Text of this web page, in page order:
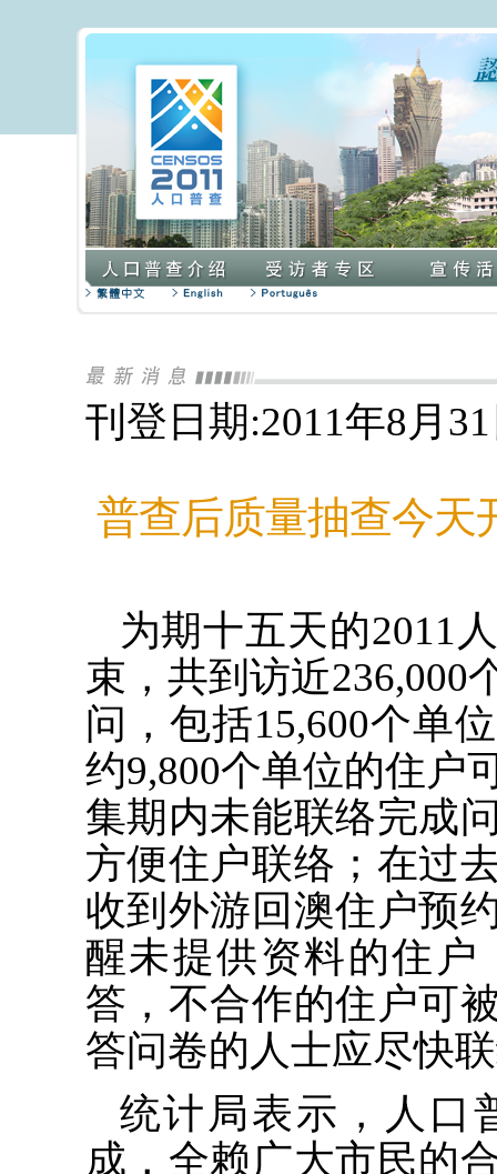
刊登日期:2011年8月
普查后质量抽查今天
为期十五天的2011
束，共到访近236,000
问，包括15,600个单
约9,800个单位的住户
集期内未能联络完成
方便住户联络；在过
收到外游回澳住户预
醒未提供资料的住户
答，不合作的住户可
答问卷的人士应尽快
统计局表示，人口
成，全赖广大市民的